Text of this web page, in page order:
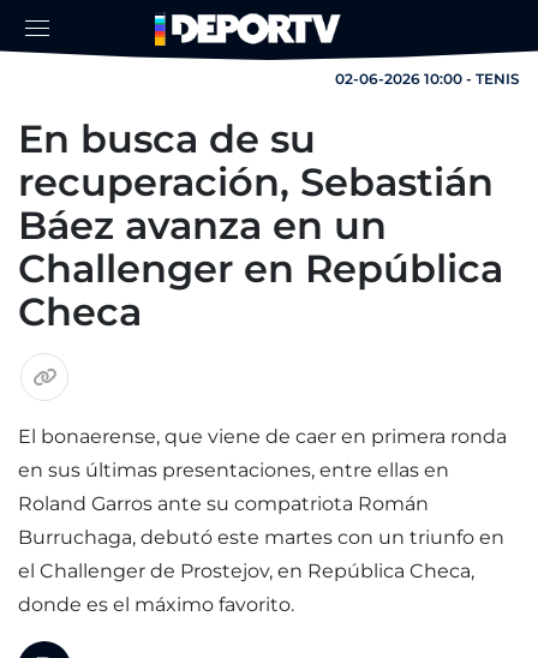
02-06-2026 10:00 - TENIS
En busca de su
recuperación, Sebastián
Báez avanza en un
Challenger en República
Checa
El bonaerense, que viene de caer en primera ronda
en sus últimas presentaciones, entre ellas en
Roland Garros ante su compatriota Román
Burruchaga, debutó este martes con un triunfo en
el Challenger de Prostejov, en República Checa,
donde es el máximo favorito.